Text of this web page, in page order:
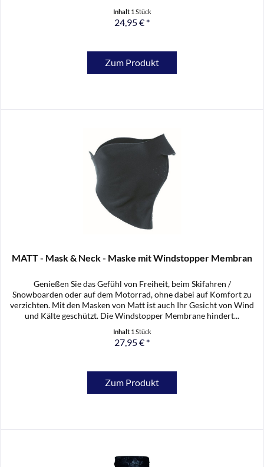
Inhalt 1 Stück
24,95 € *
Zum Produkt
MATT - Mask & Neck - Maske mit Windstopper Membran
Genießen Sie das Gefühl von Freiheit, beim Skifahren /
Snowboarden oder auf dem Motorrad, ohne dabei auf Komfort zu
verzichten. Mit den Masken von Matt ist auch Ihr Gesicht von Wind
und Kälte geschützt. Die Windstopper Membrane hindert...
Inhalt 1 Stück
27,95 € *
Zum Produkt